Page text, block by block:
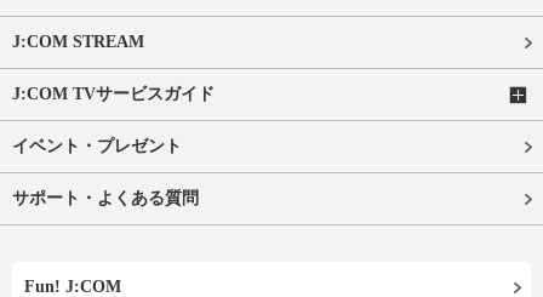
J:COM STREAM
J:COM TVサービスガイド
イベント・プレゼント
サポート・よくある質問
Fun! J:COM